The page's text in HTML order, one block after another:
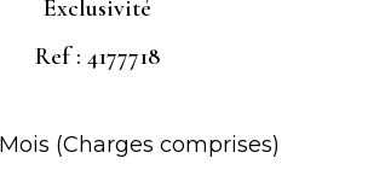
Exclusivité
Ref : 4177718
(Charges comprises)